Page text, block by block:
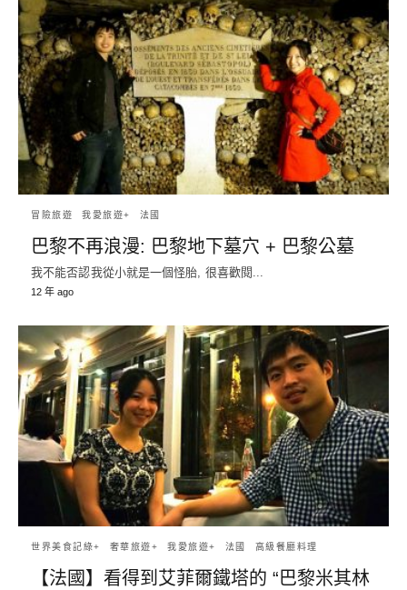
冒險旅遊 我愛旅遊+ 法國
巴黎不再浪漫: 巴黎地下墓穴 + 巴黎公墓
我不能否認我從小就是一個怪胎, 很喜歡閱...
12 年 ago
世界美食記綠+ 奢華旅遊+ 我愛旅遊+ 法國 高級餐廳料理
【法國】看得到艾菲爾鐵塔的 “巴黎米其林